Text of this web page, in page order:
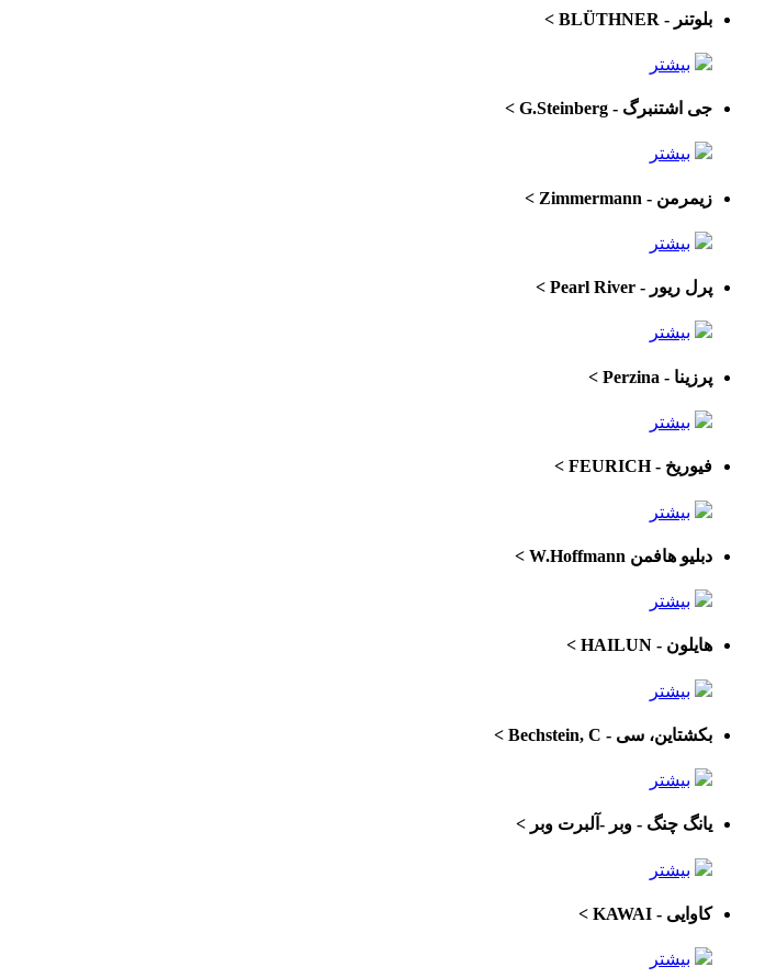
بلوتنر - BLÜTHNER >
بیشتر
جی اشتنبرگ - G.Steinberg >
بیشتر
زیمرمن - Zimmermann >
بیشتر
پرل ریور - Pearl River >
بیشتر
پرزینا - Perzina >
بیشتر
فیوریخ - FEURICH >
بیشتر
دبلیو هافمن W.Hoffmann >
بیشتر
هایلون - HAILUN >
بیشتر
بکشتاین، سی - Bechstein, C >
بیشتر
یانگ چنگ - وبر -آلبرت وبر >
بیشتر
کاوایی - KAWAI >
بیشتر